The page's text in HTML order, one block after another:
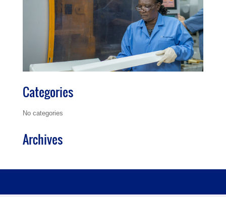
Categories
No categories
Archives